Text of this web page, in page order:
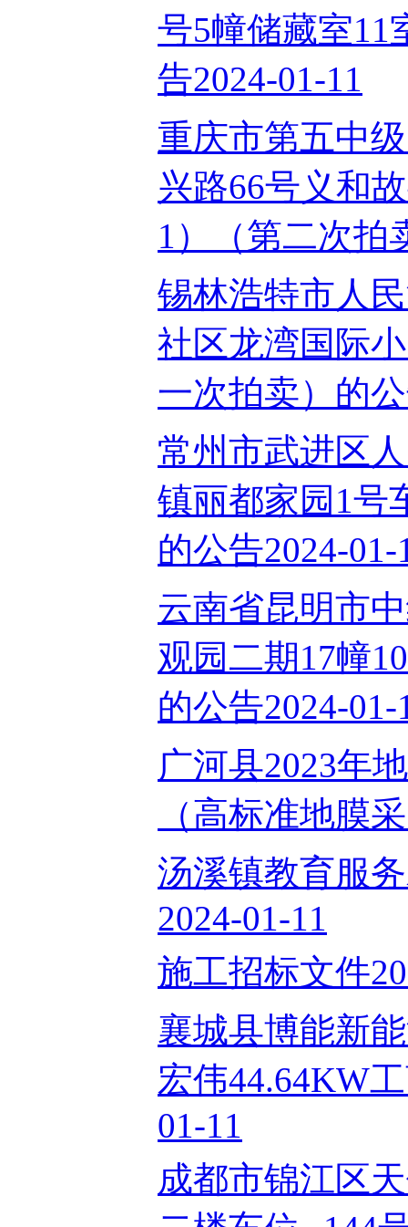
号5幢储藏室11
告2024-01-11
重庆市第五中
兴路66号义和
1）（第二次拍
锡林浩特市人
社区龙湾国际
一次拍卖）的
常州市武进区
镇丽都家园1号
的公告2024-01-
云南省昆明市
观园二期17幢
的公告2024-01-
广河县2023年
（高标准地膜
汤溪镇教育服
2024-01-11
施工招标文件
襄城县博能新
宏伟44.64KW
01-11
成都市锦江区